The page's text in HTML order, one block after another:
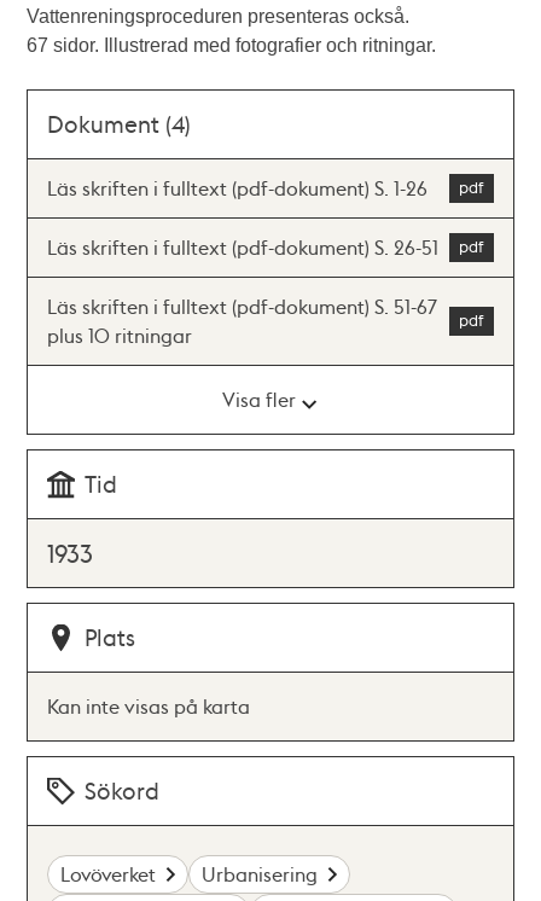
Vattenreningsproceduren presenteras också.
67 sidor. Illustrerad med fotografier och ritningar.
Dokument (4)
Läs skriften i fulltext (pdf-dokument) S. 1-26
Läs skriften i fulltext (pdf-dokument) S. 26-51
Läs skriften i fulltext (pdf-dokument) S. 51-67
plus 10 ritningar
Visa fler
Tid
1933
Plats
Kan inte visas på karta
Sökord
Lovöverket
Urbanisering